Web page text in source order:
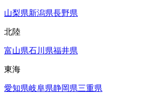
山梨県新潟県長野県
北陸
富山県石川県福井県
東海
愛知県岐阜県静岡県三重県